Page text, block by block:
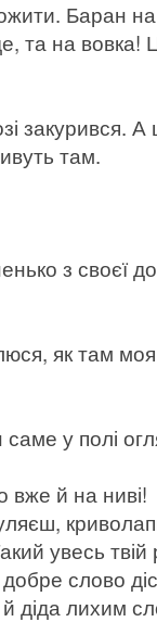
Баран на
та на вовка!
закурився. А
там.
з своєї
як там моя
саме у полі
й на ниві!
увесь твій
слово
діда лихим